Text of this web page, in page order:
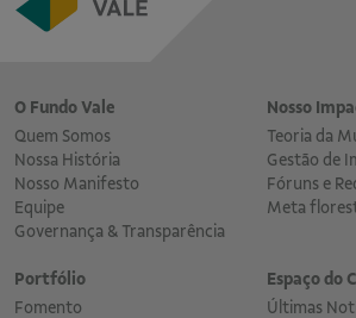
O Fundo Vale
Quem Somos
Nossa História
Nosso Manifesto
Equipe
Governança & Transparência
Nosso
Teoria da
Gestão de
Fóruns e
Meta
Portfólio
Fomento
Espaço do
Últimas